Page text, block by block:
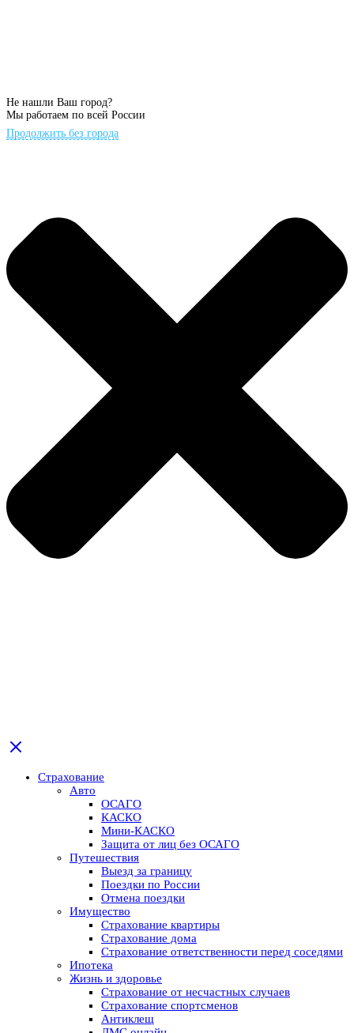
Не нашли Ваш город?
Мы работаем по всей России
Продолжить без города
Страхование
Авто
ОСАГО
КАСКО
Мини-КАСКО
Защита от лиц без ОСАГО
Путешествия
Выезд за границу
Поездки по России
Отмена поездки
Имущество
Страхование квартиры
Страхование дома
Страхование ответственности перед соседями
Ипотека
Жизнь и здоровье
Страхование от несчастных случаев
Страхование спортсменов
Антиклещ